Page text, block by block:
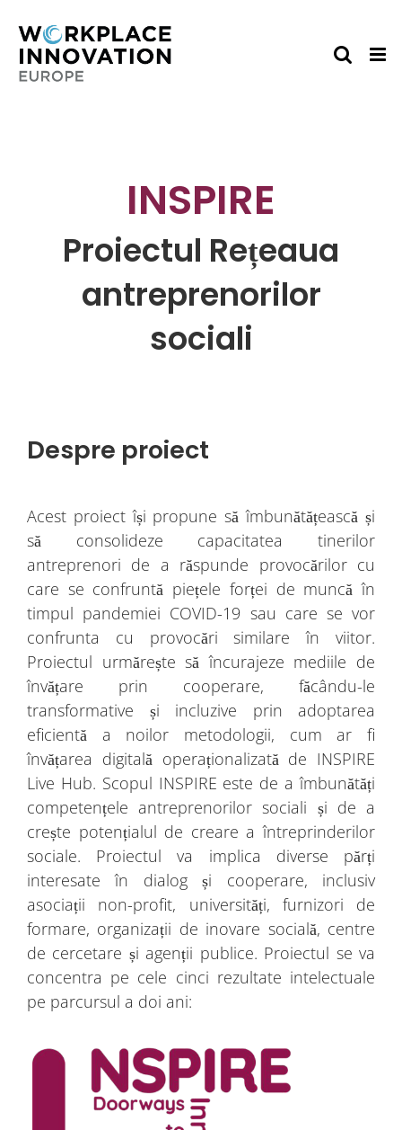
content
INSPIRE
Proiectul Rețeaua
antreprenorilor
sociali
Despre proiect
Acest proiect își propune să îmbunătățească și
să consolideze capacitatea tinerilor
antreprenori de a răspunde provocărilor cu
care se confruntă piețele forței de muncă în
timpul pandemiei COVID-19 sau care se vor
confrunta cu provocări similare în viitor.
Proiectul urmărește să încurajeze mediile de
învățare prin cooperare, făcându-le
transformative și incluzive prin adoptarea
eficientă a noilor metodologii, cum ar fi
învățarea digitală operaționalizată de INSPIRE
Live Hub. Scopul INSPIRE este de a îmbunătăți
competențele antreprenorilor sociali și de a
crește potențialul de creare a întreprinderilor
sociale. Proiectul va implica diverse părți
interesate în dialog și cooperare, inclusiv
asociații non-profit, universități, furnizori de
formare, organizații de inovare socială, centre
de cercetare și agenții publice. Proiectul se va
concentra pe cele cinci rezultate intelectuale
pe parcursul a doi ani: